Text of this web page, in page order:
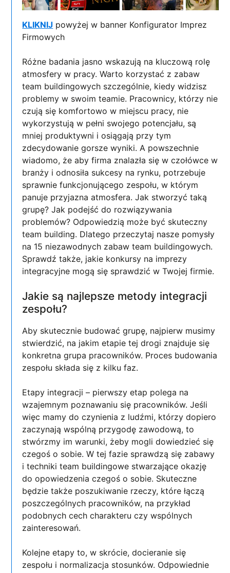
KLIKNIJ powyżej w banner Konfigurator Imprez
Firmowych
Różne badania jasno wskazują na kluczową rolę
atmosfery w pracy. Warto korzystać z zabaw
team buildingowych szczególnie, kiedy widzisz
problemy w swoim teamie. Pracownicy, którzy nie
czują się komfortowo w miejscu pracy, nie
wykorzystują w pełni swojego potencjału, są
mniej produktywni i osiągają przy tym
zdecydowanie gorsze wyniki. A powszechnie
wiadomo, że aby firma znalazła się w czołówce w
branży i odnosiła sukcesy na rynku, potrzebuje
sprawnie funkcjonującego zespołu, w którym
panuje przyjazna atmosfera. Jak stworzyć taką
grupę? Jak podejść do rozwiązywania
problemów? Odpowiedzią może być skuteczny
team building. Dlatego przeczytaj nasze pomysły
na 15 niezawodnych zabaw team buildingowych.
Sprawdź także, jakie konkursy na imprezy
integracyjne mogą się sprawdzić w Twojej firmie.
Jakie są najlepsze metody integracji
zespołu?
Aby skutecznie budować grupę, najpierw musimy
stwierdzić, na jakim etapie tej drogi znajduje się
konkretna grupa pracowników. Proces budowania
zespołu składa się z kilku faz.
Etapy integracji – pierwszy etap polega na
wzajemnym poznawaniu się pracowników. Jeśli
więc mamy do czynienia z ludźmi, którzy dopiero
zaczynają wspólną przygodę zawodową, to
stwórzmy im warunki, żeby mogli dowiedzieć się
czegoś o sobie. W tej fazie sprawdzą się zabawy
i techniki team buildingowe stwarzające okazję
do opowiedzenia czegoś o sobie. Skuteczne
będzie także poszukiwanie rzeczy, które łączą
poszczególnych pracowników, na przykład
podobnych cech charakteru czy wspólnych
zainteresowań.
Kolejne etapy to, w skrócie, docieranie się
zespołu i normalizacja stosunków. Odpowiednie